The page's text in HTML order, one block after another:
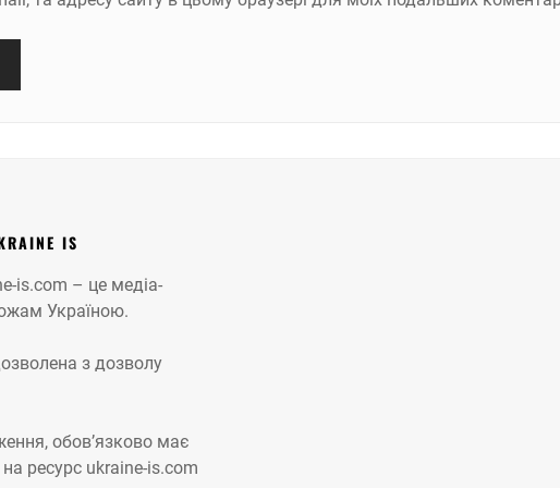
IS
is.com – це медіа-
Україною.
з дозволу
обов’язково має
ресурс ukraine-is.com